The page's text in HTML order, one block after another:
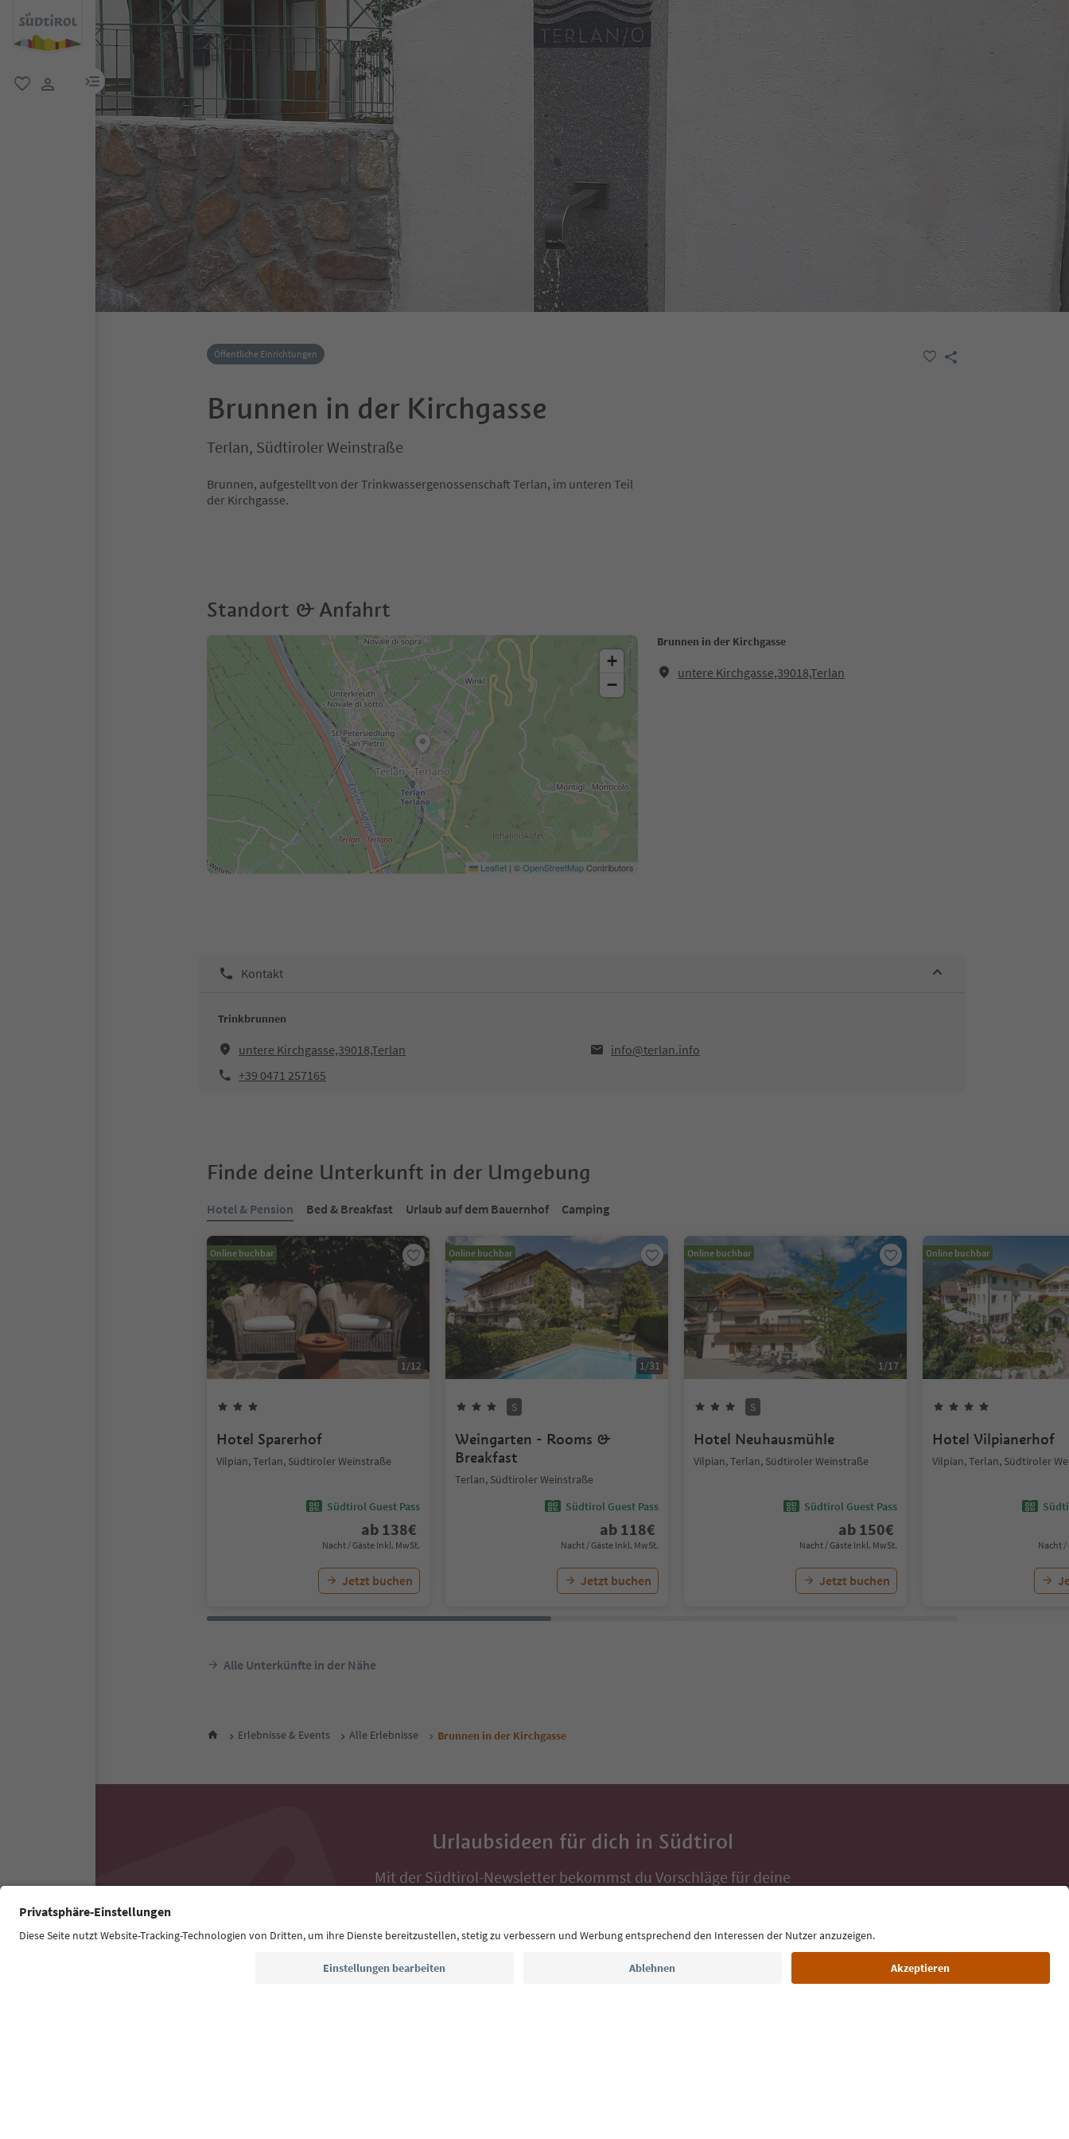
menu link
Öffentliche Einrichtungen
Brunnen in der Kirchgasse
Terlan, Südtiroler Weinstraße
Brunnen, aufgestellt von der Trinkwassergenossenschaft Terlan, im unteren Teil
der Kirchgasse.
Standort & Anfahrt
Brunnen in der Kirchgasse
untere Kirchgasse,39018,Terlan
+
−
Leaflet | ©OpenStreetMapContributors
Kontakt
Trinkbrunnen
untere Kirchgasse,39018,Terlan
info@terlan.info
+39 0471 257165
Finde deine Unterkunft in der Umgebung
Hotel & Pension Bed & Breakfast Urlaub auf dem Bauernhof Camping
Online buchbar
1/12
Hotel Sparerhof
Vilpian, Terlan, Südtiroler Weinstraße
Südtirol Guest Pass
ab 138€
Nacht / Gäste Inkl. MwSt.
Jetzt buchen
Online buchbar
1/31
S
Weingarten - Rooms &
Breakfast
Terlan, Südtiroler Weinstraße
Südtirol Guest Pass
ab 118€
Nacht / Gäste Inkl. MwSt.
Jetzt buchen
Online buchbar
1/17
S
Hotel Neuhausmühle
Vilpian, Terlan, Südtiroler Weinstraße
Südtirol Guest Pass
ab 150€
Nacht / Gäste Inkl. MwSt.
Jetzt buchen
Online buchbar
Hotel Vilpianerhof
Vilpian, Terlan, Südtiroler
Nacht /
Alle Unterkünfte in der Nähe
Erlebnisse & Events Alle Erlebnisse Brunnen in der Kirchgasse
Urlaubsideen für dich in Südtirol
Mit der Südtirol-Newsletter bekommst du Vorschläge für deine
E-Mail Adresse